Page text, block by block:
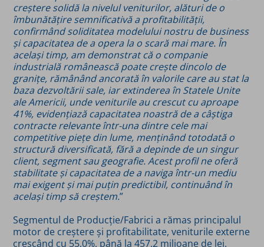
creștere solidă la nivelul veniturilor, alături de o
îmbunătățire semnificativă a profitabilității,
confirmând soliditatea modelului nostru de business
și capacitatea de a opera la o scară mai mare. În
același timp, am demonstrat că o companie
industrială românească poate crește dincolo de
granițe, rămânând ancorată în valorile care au stat la
baza dezvoltării sale, iar extinderea în Statele Unite
ale Americii, unde veniturile au crescut cu aproape
41%, evidențiază capacitatea noastră de a câștiga
contracte relevante într-una dintre cele mai
competitive piețe din lume, menținând totodată o
structură diversificată, fără a depinde de un singur
client, segment sau geografie. Acest profil ne oferă
stabilitate și capacitatea de a naviga într-un mediu
mai exigent și mai puțin predictibil, continuând în
același timp să creștem.”
Segmentul de Producție/Fabrici a rămas principalul
motor de creștere și profitabilitate, veniturile externe
crescând cu 55,0%, până la 457,2 milioane de lei.